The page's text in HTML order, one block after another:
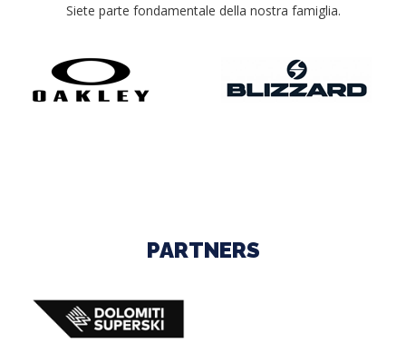
Siete parte fondamentale della nostra famiglia.
PARTNERS